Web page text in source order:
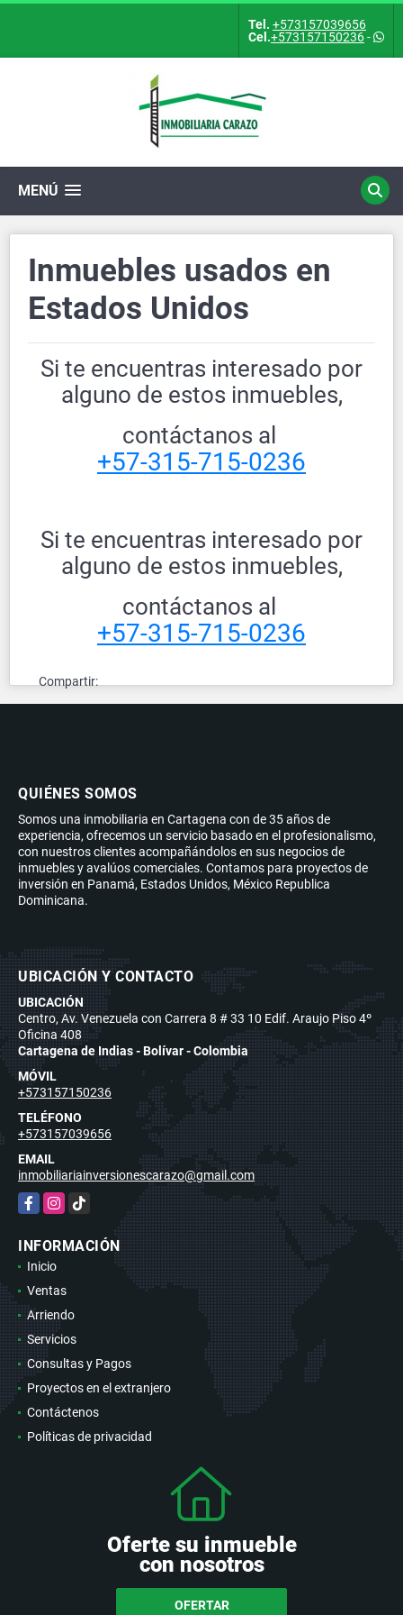
Tel. +573157039656
Cel.+573157150236-
MENÚ
Inmuebles usados en
Estados Unidos
Si te encuentras interesado por
alguno de estos inmuebles,
contáctanos al
+57-315-715-0236
Si te encuentras interesado por
alguno de estos inmuebles,
contáctanos al
+57-315-715-0236
Compartir:
QUIÉNES SOMOS
Somos una inmobiliaria en Cartagena con de 35 años de
experiencia, ofrecemos un servicio basado en el profesionalismo,
con nuestros clientes acompañándolos en sus negocios de
inmuebles y avalúos comerciales. Contamos para proyectos de
inversión en Panamá, Estados Unidos, México Republica
Dominicana.
UBICACIÓN Y CONTACTO
UBICACIÓN
Centro, Av. Venezuela con Carrera 8 # 33 10 Edif. Araujo Piso 4º
Oficina 408
Cartagena de Indias - Bolívar - Colombia
MÓVIL
+573157150236
TELÉFONO
+573157039656
EMAIL
inmobiliariainversionescarazo@gmail.com
FacebookInstagram
TikTok
INFORMACIÓN
Inicio
Ventas
Arriendo
Servicios
Consultas y Pagos
Proyectos en el extranjero
Contáctenos
Políticas de privacidad
Oferte su inmueble
con nosotros
OFERTAR